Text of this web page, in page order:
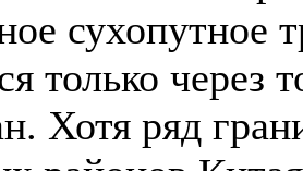
сухопутное
только
Хотя ряд